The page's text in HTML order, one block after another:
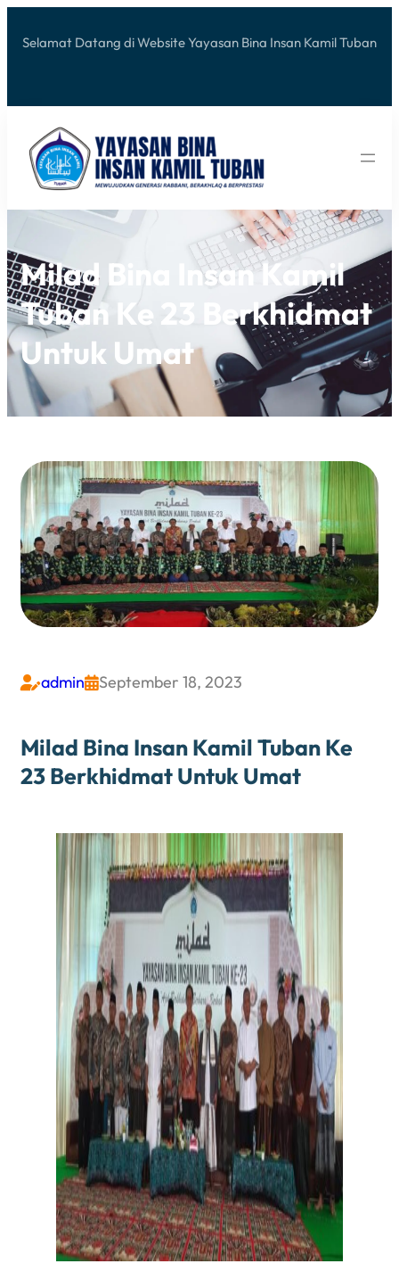
Selamat Datang di Website Yayasan Bina Insan Kamil Tuban
Milad Bina Insan Kamil
Tuban Ke 23 Berkhidmat
Untuk Umat
adminSeptember 18, 2023
Milad Bina Insan Kamil Tuban Ke
23 Berkhidmat Untuk Umat